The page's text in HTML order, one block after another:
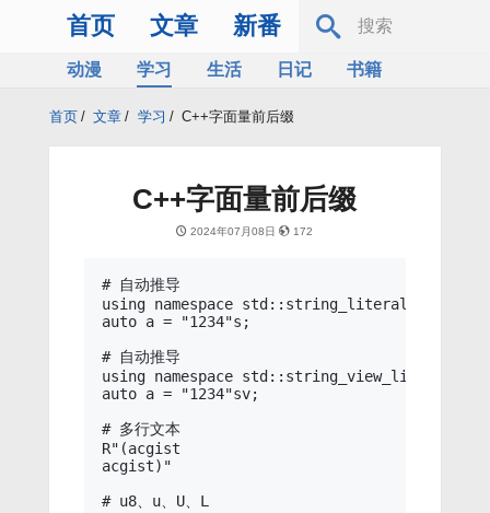
首页 文章 新番
动漫 学习 生活 日记
书籍
首页 / 文章 / 学习 / C++字面量前后缀
C++字面量前后缀
2024年07月08日 172
# 自动推导
using namespace std::string_literals;
auto a = "1234"s;
# 自动推导
using namespace std::string_view_literals;
auto a = "1234"sv;
# 多行文本
R"(acgist
acgist)"
# u8、u、U、L